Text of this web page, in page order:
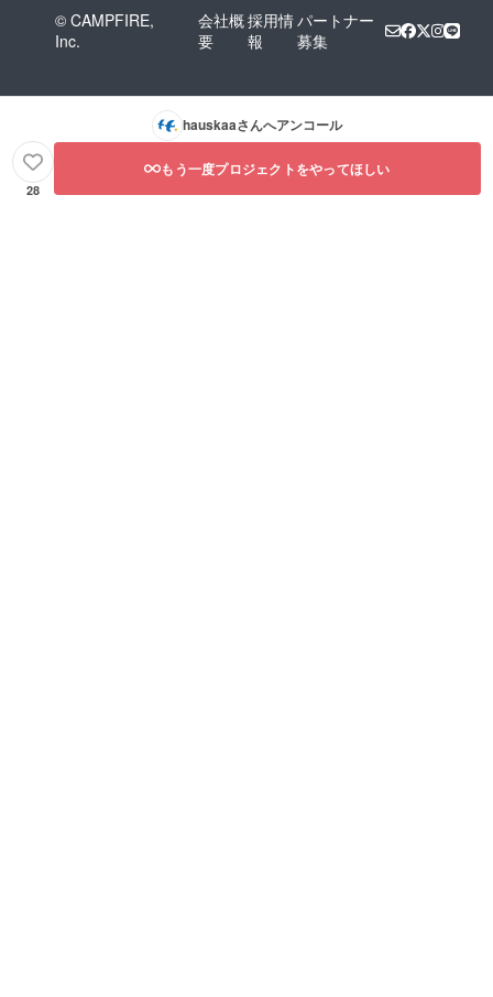
© CAMPFIRE,
Inc.
会社概
要
採用情
報
パートナー
募集
hauskaaさんへアンコール
28
もう一度プロジェクトをやってほしい